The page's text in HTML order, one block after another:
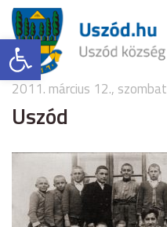
Eszköztár megnyitása
2011. március 12., szombat
Uszód